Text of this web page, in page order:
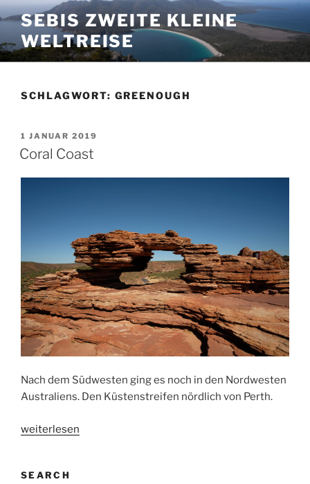
Zum
Inhalt
springen
SEBIS ZWEITE KLEINE
WELTREISE
SCHLAGWORT: GREENOUGH
VERÖFFENTLICHT
AM
1 JANUAR 2019
Coral Coast
Nach dem Südwesten ging es noch in den Nordwesten
Australiens. Den Küstenstreifen nördlich von Perth.
„Coral
weiterlesen
SEARCH